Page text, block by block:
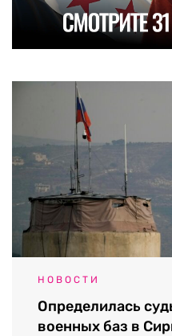
НОВОСТИ
Определилась
военных баз в